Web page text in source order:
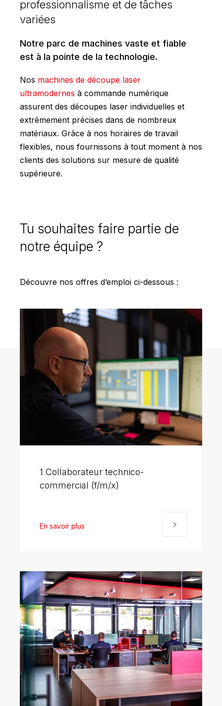
professionnalisme et de tâches
variées
Notre parc de machines vaste et fiable
est à la pointe de la technologie.
Nos machines de découpe laser
ultramodernes à commande numérique
assurent des découpes laser individuelles et
extrêmement précises dans de nombreux
matériaux. Grâce à nos horaires de travail
flexibles, nous fournissons à tout moment à nos
clients des solutions sur mesure de qualité
supérieure.
Tu souhaites faire partie de
notre équipe ?
Découvre nos offres d’emploi ci-dessous :
1 Collaborateur technico-
commercial (f/m/x)
En savoir plus